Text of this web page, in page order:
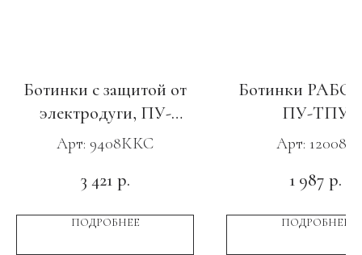
Ботинки с защитой от
электродуги, ПУ-
Нитрил с КП и КС
Арт: 9408ККС
3 421 р.
ПОДРОБНЕЕ
Ботинки
ПУ-ТПУ
Арт: 120089
1 987 р.
ПОДРОБНЕЕ